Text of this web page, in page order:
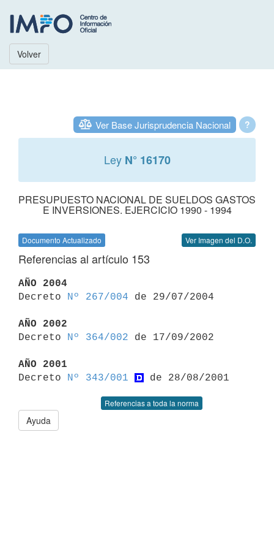
Volver
?
Ver Base Jurisprudencia Nacional
Ley N° 16170
PRESUPUESTO NACIONAL DE SUELDOS GASTOS
E INVERSIONES. EJERCICIO 1990 - 1994
Documento Actualizado Ver Imagen del D.O.
Referencias al artículo 153
AÑO 2004
Decreto
Nº 267/004 de 29/07/2004
AÑO 2002
Decreto
Nº 364/002 de 17/09/2002
AÑO 2001
Decreto
Nº 343/001
Referencias a toda la norma
Ayuda